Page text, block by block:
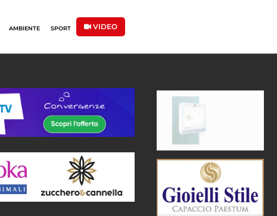
AMBIENTE SPORT VIDEO